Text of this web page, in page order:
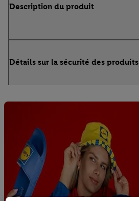
Description du produit
Détails sur la sécurité des produits